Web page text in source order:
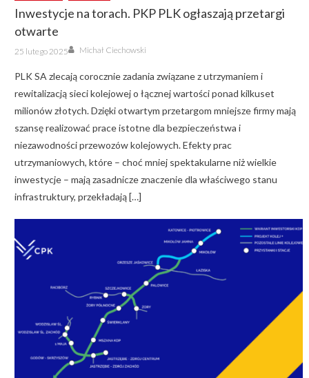
Inwestycje na torach. PKP PLK ogłaszają przetargi
otwarte
Posted
on
25 lutego 2025 Author
Michał Ciechowski
PLK SA zlecają corocznie zadania związane z utrzymaniem i
rewitalizacją sieci kolejowej o łącznej wartości ponad kilkuset
milionów złotych. Dzięki otwartym przetargom mniejsze firmy mają
szansę realizować prace istotne dla bezpieczeństwa i
niezawodności przewozów kolejowych. Efekty prac
utrzymaniowych, które – choć mniej spektakularne niż wielkie
inwestycje – mają zasadnicze znaczenie dla właściwego stanu
infrastruktury, przekładają […]